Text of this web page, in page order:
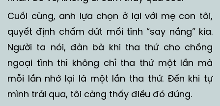
Cuối cùng, anh lựa chọn ở lại với mẹ con tôi,
quyết định chấm dứt mối tình “say nắng” kia.
Người ta nói, đàn bà khi tha thứ cho chồng
ngoại tình thì không chỉ tha thứ một lần mà
mỗi lần nhớ lại là một lần tha thứ. Đến khi tự
mình trải qua, tôi càng thấy điều đó đúng.